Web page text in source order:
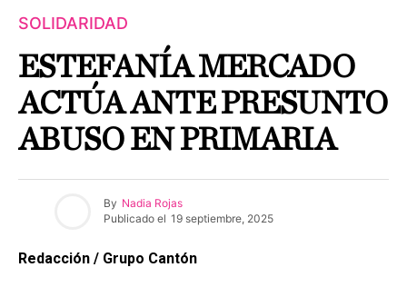
SOLIDARIDAD
ESTEFANÍA MERCADO
ACTÚA ANTE PRESUNTO
ABUSO EN PRIMARIA
By Nadia Rojas
Publicado el 19 septiembre, 2025
Redacción / Grupo Cantón